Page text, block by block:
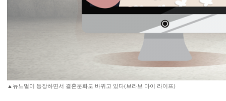
▲뉴노멀이 등장하면서 결혼문화도 바뀌고 있다(브라보 마이 라이프)